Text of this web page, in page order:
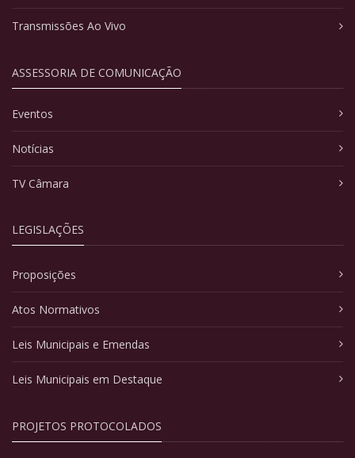
Transmissões Ao Vivo
ASSESSORIA DE COMUNICAÇÃO
Eventos
Notícias
TV Câmara
LEGISLAÇÕES
Proposições
Atos Normativos
Leis Municipais e Emendas
Leis Municipais em Destaque
PROJETOS PROTOCOLADOS